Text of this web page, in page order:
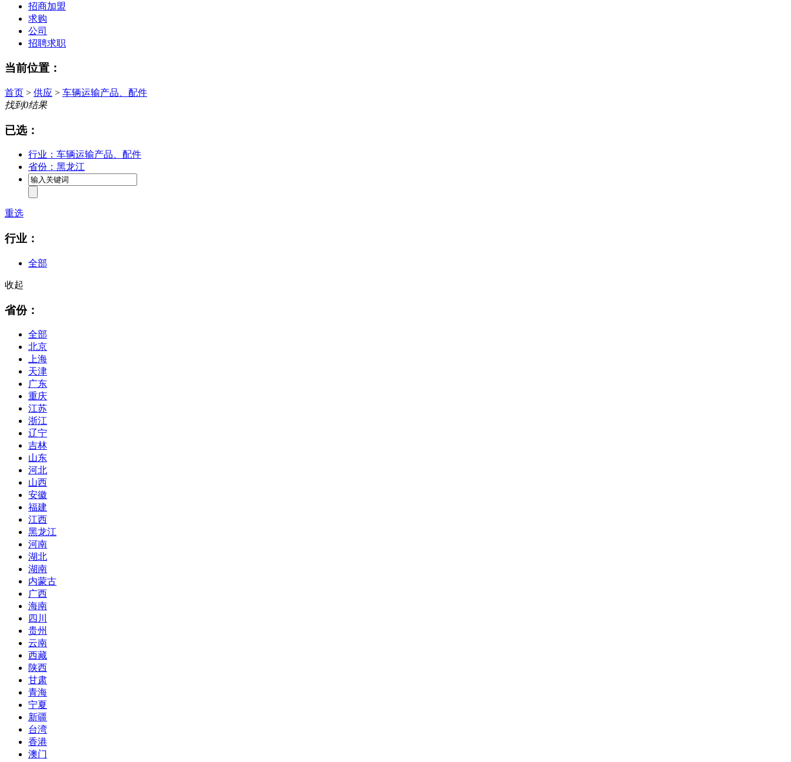
招商加盟
求购
公司
招聘求职
当前位置：
首页 > 供应 > 车辆运输产品、配件
找到0结果
已选：
行业：车辆运输产品、配件
省份：黑龙江
重选
行业：
全部
收起
省份：
全部
北京
上海
天津
广东
重庆
江苏
浙江
辽宁
吉林
山东
河北
山西
安徽
福建
江西
黑龙江
河南
湖北
湖南
内蒙古
广西
海南
四川
贵州
云南
西藏
陕西
甘肃
青海
宁夏
新疆
台湾
香港
澳门